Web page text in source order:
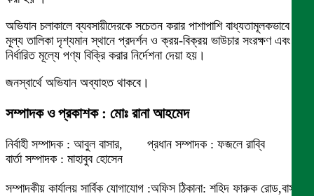
অভিযান চলাকালে ব্যবসায়ীদেরকে সচেতন করার পাশাপাশি বাধ্যতামূলকভাবে
মূল্য তালিকা দৃশ্যমান স্থানে প্রদর্শন ও ক্রয়-বিক্রয় ভাউচার সংরক্ষণ এবং
নির্ধারিত মূল্যে পণ্য বিক্রি করার নির্দেশনা দেয়া হয়।
জনস্বার্থে অভিযান অব্যাহত থাকবে।
সম্পাদক ও প্রকাশক : মোঃ রানা আহমেদ
নির্বাহী সম্পাদক : আবুল বাসার, প্রধান সম্পাদক : ফজলে রাব্বি
বার্তা সম্পাদক : মাহাবুব হোসেন
সম্পাদকীয় কার্যালয় সার্বিক যোগাযোগ :অফিস ঠিকানা: শহিদ ফারুক রোড,বাসা